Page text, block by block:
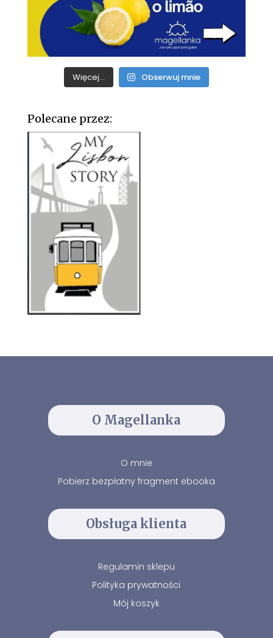
Więcej... Obserwuj mnie
Polecane przez:
O Magellanka
O mnie
Pobierz bezpłatny fragment ebooka
Obsługa klienta
Regulamin sklepu
Polityka prywatności
Mój koszyk